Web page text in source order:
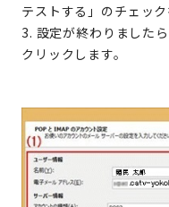
テストする」のチェック
3. 設定が終わりました
クリックします。